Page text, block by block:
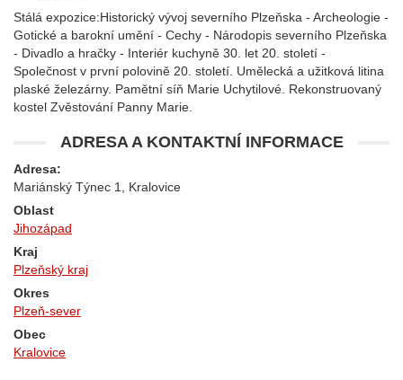
Stálá expozice:Historický vývoj severního Plzeňska - Archeologie -
Gotické a barokní umění - Cechy - Národopis severního Plzeňska
- Divadlo a hračky - Interiér kuchyně 30. let 20. století -
Společnost v první polovině 20. století. Umělecká a užitková litina
plaské železárny. Pamětní síň Marie Uchytilové. Rekonstruovaný
kostel Zvěstování Panny Marie.
ADRESA A KONTAKTNÍ INFORMACE
Adresa:
Mariánský Týnec 1, Kralovice
Oblast
Jihozápad
Kraj
Plzeňský kraj
Okres
Plzeň-sever
Obec
Kralovice